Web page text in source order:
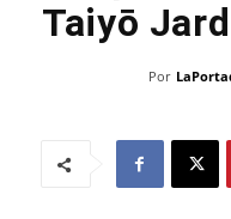
Taiyō
Por